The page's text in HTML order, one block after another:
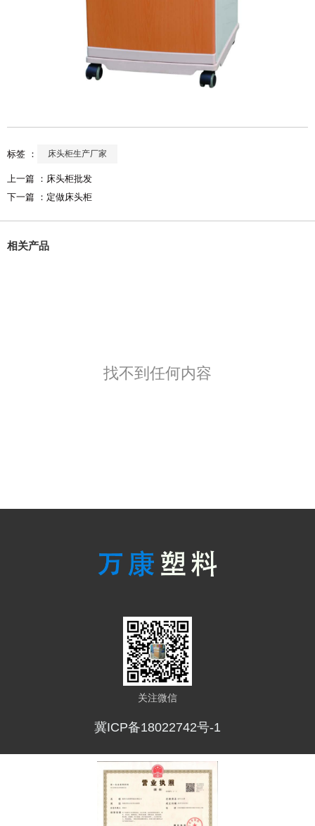
标签 ： 床头柜生产厂家
上一篇 ： 床头柜批发
下一篇 ： 定做床头柜
相关产品
找不到任何内容
关注微信
冀ICP备18022742号-1